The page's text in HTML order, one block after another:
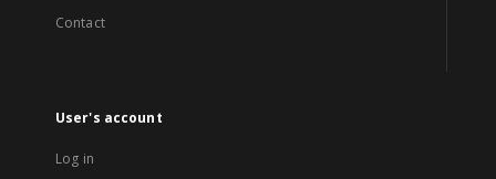
Contact
User's account
Log in